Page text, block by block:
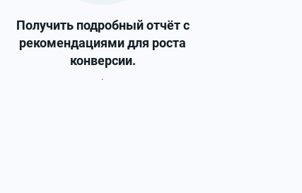
Получить подробный отчёт с
рекомендациями для роста
конверсии.
.